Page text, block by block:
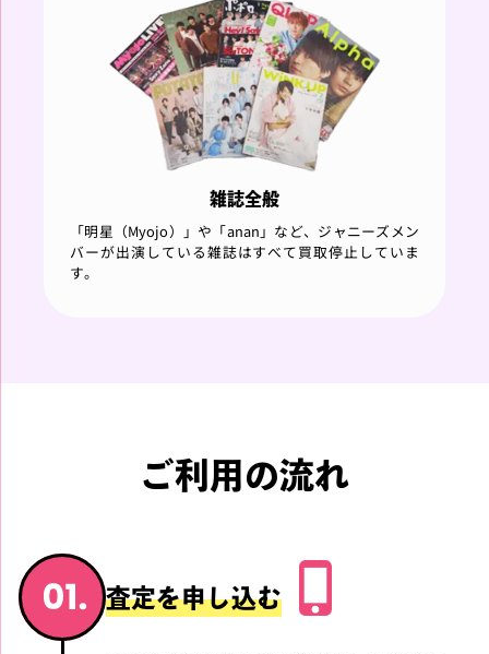
雑誌全般
「明星（Myojo）」や「anan」など、ジャニーズメン
バーが出演している雑誌はすべて買取停止していま
す。
ご利用の流れ
査定を申し込む